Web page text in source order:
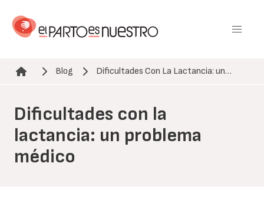
contenido
Ruta de navegación
Blog Dificultades Con La Lactancia: un…
Dificultades con la
lactancia: un problema
médico